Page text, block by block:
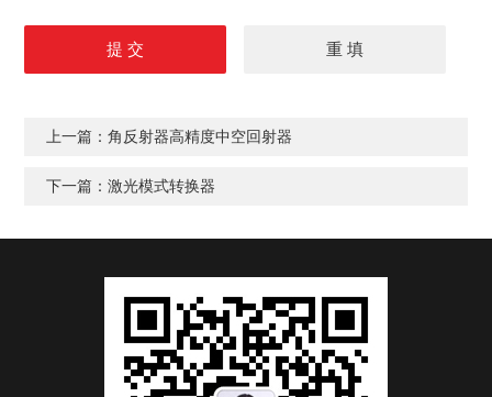
上一篇：角反射器高精度中空回射器
下一篇：激光模式转换器